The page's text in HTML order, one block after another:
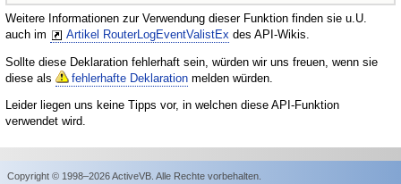
Weitere Informationen zur Verwendung dieser Funktion finden sie u.U.
auch im
Artikel RouterLogEventValistEx des API-Wikis.
Sollte diese Deklaration fehlerhaft sein, würden wir uns freuen, wenn sie
diese als
fehlerhafte Deklaration melden würden.
Leider liegen uns keine Tipps vor, in welchen diese API-Funktion
verwendet wird.
Copyright © 1998–2026 ActiveVB. Alle Rechte vorbehalten.